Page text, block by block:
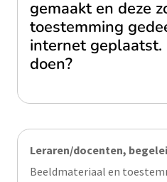
gemaakt en deze
toestemming
internet geplaatst.
doen?
Leraren/docenten,
Beeldmateriaal en